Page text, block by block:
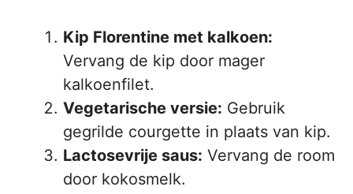
Kip Florentine met kalkoen:
Vervang de kip door mager
kalkoenfilet.
Vegetarische versie: Gebruik
gegrilde courgette in plaats van kip.
Lactosevrije saus: Vervang de room
door kokosmelk.